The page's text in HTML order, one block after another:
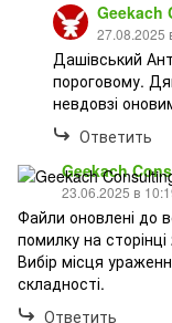
Geekach
27.08.2025
Дашівський
пороговому.
невдовзі
Ответить
Geekach
23.06.2025 в
Файли оновлені до
помилку на сторінці
Вибір місця
складності.
Ответить